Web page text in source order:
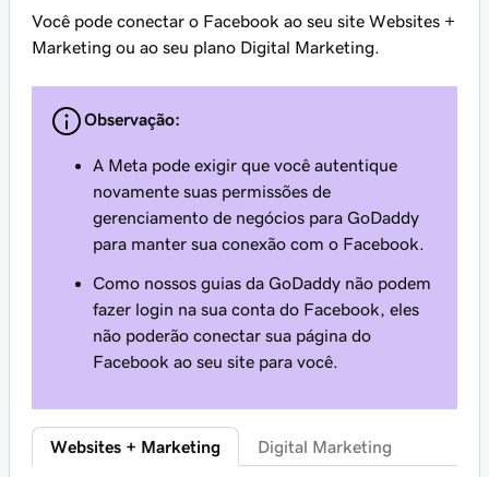
Você pode conectar o Facebook ao seu site Websites +
Marketing ou ao seu plano Digital Marketing.
Observação:
A Meta pode exigir que você autentique
novamente suas permissões de
gerenciamento de negócios para GoDaddy
para manter sua conexão com o Facebook.
Como nossos guias da GoDaddy não podem
fazer login na sua conta do Facebook, eles
não poderão conectar sua página do
Facebook ao seu site para você.
Websites + Marketing Digital Marketing